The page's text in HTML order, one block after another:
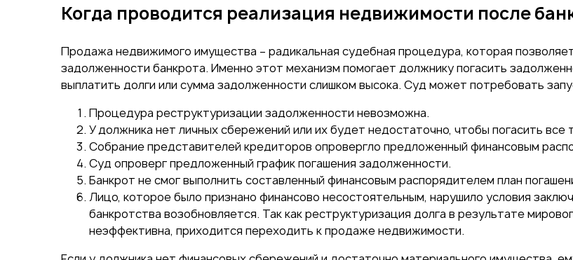
Когда проводится реализация недвижимости после
Продажа недвижимого имущества – радикальная судебная процедура, которая
задолженности банкрота. Именно этот механизм помогает должнику погасить
выплатить долги или сумма задолженности слишком высока. Суд может потребовать
Процедура реструктуризации задолженности невозможна.
У должника нет личных сбережений или их будет недостаточно, чтобы погасить
Собрание представителей кредиторов опровергло предложенный финансовым
Суд опроверг предложенный график погашения задолженности.
Банкрот не смог выполнить составленный финансовым распорядителем план
Лицо, которое было признано финансово несостоятельным, нарушило условия
банкротства возобновляется. Так как реструктуризация долга в результате
неэффективна, приходится переходить к продаже недвижимости.